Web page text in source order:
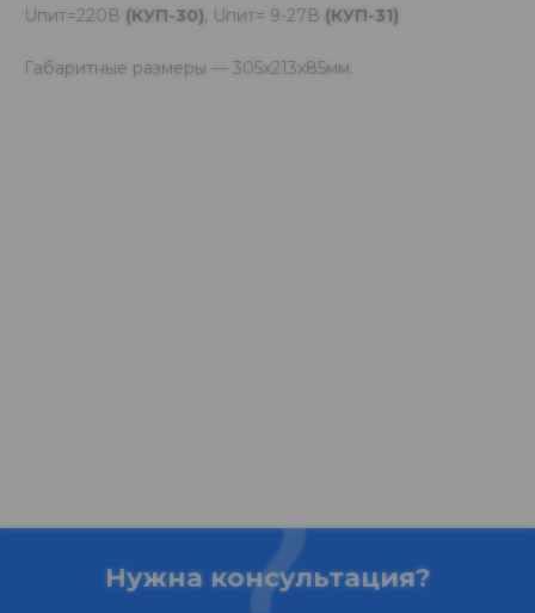
Uпит=220В (КУП-30), Uпит= 9-27В (КУП-31)
Габаритные размеры — 305х213х85мм.
Нужна консультация?